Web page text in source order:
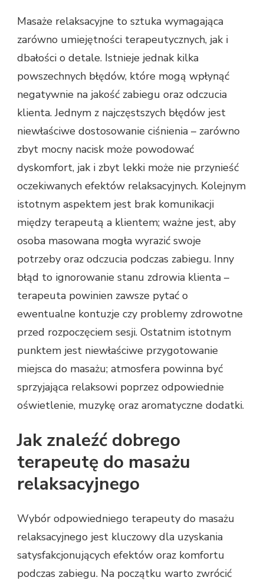
Masaże relaksacyjne to sztuka wymagająca
zarówno umiejętności terapeutycznych, jak i
dbałości o detale. Istnieje jednak kilka
powszechnych błędów, które mogą wpłynąć
negatywnie na jakość zabiegu oraz odczucia
klienta. Jednym z najczęstszych błędów jest
niewłaściwe dostosowanie ciśnienia – zarówno
zbyt mocny nacisk może powodować
dyskomfort, jak i zbyt lekki może nie przynieść
oczekiwanych efektów relaksacyjnych. Kolejnym
istotnym aspektem jest brak komunikacji
między terapeutą a klientem; ważne jest, aby
osoba masowana mogła wyrazić swoje
potrzeby oraz odczucia podczas zabiegu. Inny
błąd to ignorowanie stanu zdrowia klienta –
terapeuta powinien zawsze pytać o
ewentualne kontuzje czy problemy zdrowotne
przed rozpoczęciem sesji. Ostatnim istotnym
punktem jest niewłaściwe przygotowanie
miejsca do masażu; atmosfera powinna być
sprzyjająca relaksowi poprzez odpowiednie
oświetlenie, muzykę oraz aromatyczne dodatki.
Jak znaleźć dobrego
terapeutę do masażu
relaksacyjnego
Wybór odpowiedniego terapeuty do masażu
relaksacyjnego jest kluczowy dla uzyskania
satysfakcjonujących efektów oraz komfortu
podczas zabiegu. Na początku warto zwrócić